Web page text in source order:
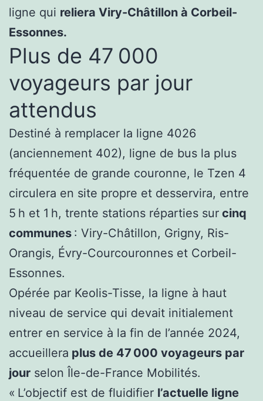
ligne qui reliera Viry-Châtillon à Corbeil-
Essonnes.
Plus de 47 000
voyageurs par jour
attendus
Destiné à remplacer la ligne 4026
(anciennement 402), ligne de bus la plus
fréquentée de grande couronne, le Tzen 4
circulera en site propre et desservira, entre
5 h et 1 h, trente stations réparties sur cinq
communes : Viry-Châtillon, Grigny, Ris-
Orangis, Évry-Courcouronnes et Corbeil-
Essonnes.
Opérée par Keolis-Tisse, la ligne à haut
niveau de service qui devait initialement
entrer en service à la fin de l’année 2024,
accueillera plus de 47 000 voyageurs par
jour selon Île-de-France Mobilités.
« L’objectif est de fluidifier l’actuelle ligne